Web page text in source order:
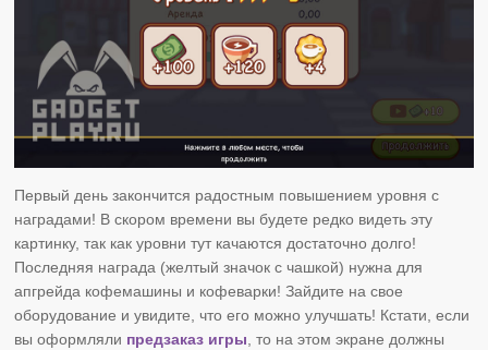
Первый день закончится радостным повышением уровня с
наградами! В скором времени вы будете редко видеть эту
картинку, так как уровни тут качаются достаточно долго!
Последняя награда (желтый значок с чашкой) нужна для
апгрейда кофемашины и кофеварки! Зайдите на свое
оборудование и увидите, что его можно улучшать! Кстати, если
вы оформляли предзаказ игры , то на этом экране должны